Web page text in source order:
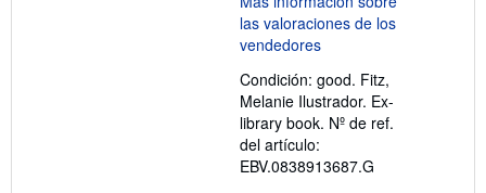
Condición: good. Fitz,
Melanie Ilustrador. Ex-
library book. Nº de ref.
del artículo:
EBV.0838913687.G